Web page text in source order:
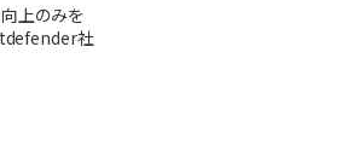
上のみを
社